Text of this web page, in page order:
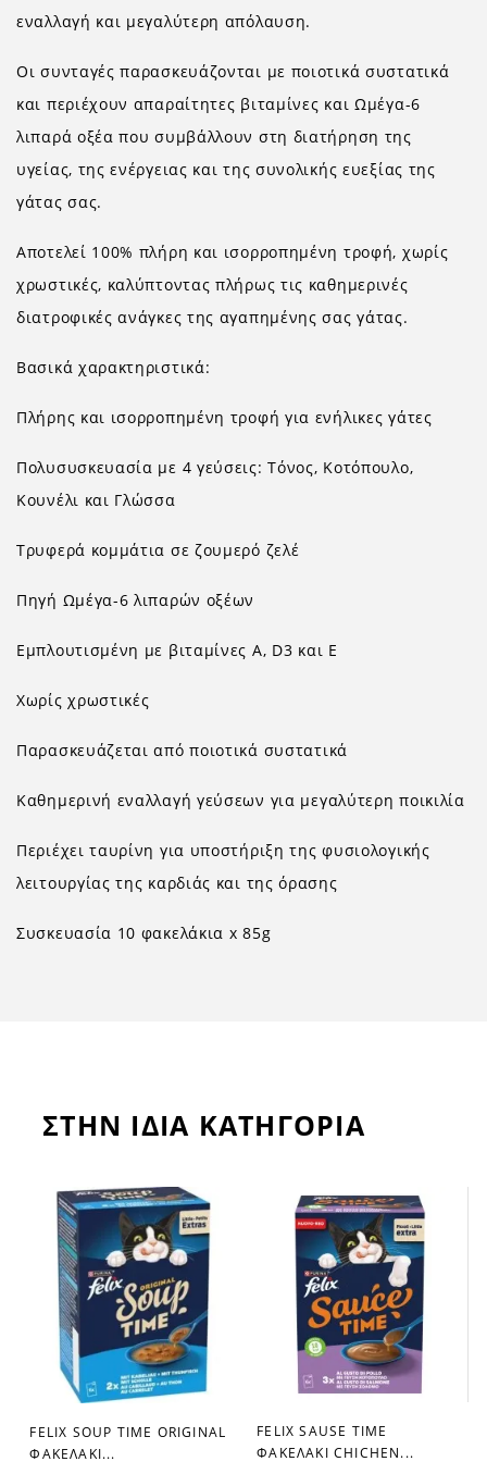
εναλλαγή και μεγαλύτερη απόλαυση.
Οι συνταγές παρασκευάζονται με ποιοτικά συστατικά
και περιέχουν απαραίτητες βιταμίνες και Ωμέγα-6
λιπαρά οξέα που συμβάλλουν στη διατήρηση της
υγείας, της ενέργειας και της συνολικής ευεξίας της
γάτας σας.
Αποτελεί 100% πλήρη και ισορροπημένη τροφή, χωρίς
χρωστικές, καλύπτοντας πλήρως τις καθημερινές
διατροφικές ανάγκες της αγαπημένης σας γάτας.
Βασικά χαρακτηριστικά:
Πλήρης και ισορροπημένη τροφή για ενήλικες γάτες
Πολυσυσκευασία με 4 γεύσεις: Τόνος, Κοτόπουλο,
Κουνέλι και Γλώσσα
Τρυφερά κομμάτια σε ζουμερό ζελέ
Πηγή Ωμέγα-6 λιπαρών οξέων
Εμπλουτισμένη με βιταμίνες A, D3 και E
Χωρίς χρωστικές
Παρασκευάζεται από ποιοτικά συστατικά
Καθημερινή εναλλαγή γεύσεων για μεγαλύτερη ποικιλία
Περιέχει ταυρίνη για υποστήριξη της φυσιολογικής
λειτουργίας της καρδιάς και της όρασης
Συσκευασία 10 φακελάκια x 85g
ΣΤΗΝ ΙΔΙΑ ΚΑΤΗΓΟΡΙΑ
favorite_border
FELIX SOUP TIME ORIGINAL
ΦΑΚΕΛΑΚΙ...
favorite_border
FELIX SAUSE TIME
ΦΑΚΕΛΑΚΙ CHICHEN...